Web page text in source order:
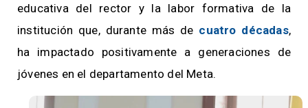
educativa del rector y la labor formativa de la
institución que, durante más de cuatro décadas,
ha impactado positivamente a generaciones de
jóvenes en el departamento del Meta.